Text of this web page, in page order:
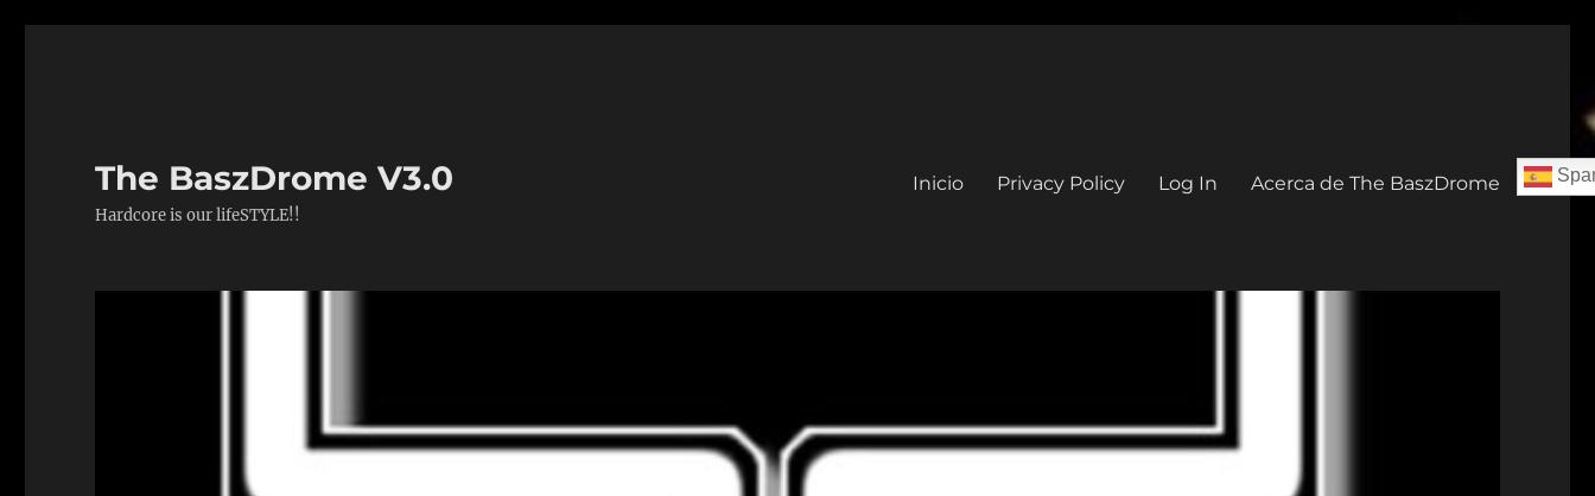
The BaszDrome V3.0
Hardcore is our lifeSTYLE!!
Inicio Privacy Policy Log In Acerca de The BaszDrome